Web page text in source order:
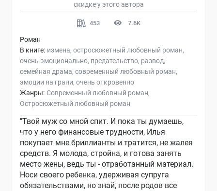
скидке у этого автора
453 7.6K
Роман
В книге: измена остросюжетный любовный роман
очень эмоционально предательство развод
семейная драма современный любовный роман
эмоции на грани очень откровенно
Жанры: Современный любовный роман
Остросюжетный любовный роман
"Твой муж со мной спит. И пока ты думаешь,
что у него финансовые трудности, Илья
покупает мне бриллианты и тратится, не жалея
средств. Я молода, стройна, и готова занять
место жены, ведь ты - отработанный материал.
Носи своего ребенка, удерживая супруга
обязательствами, но знай, после родов все